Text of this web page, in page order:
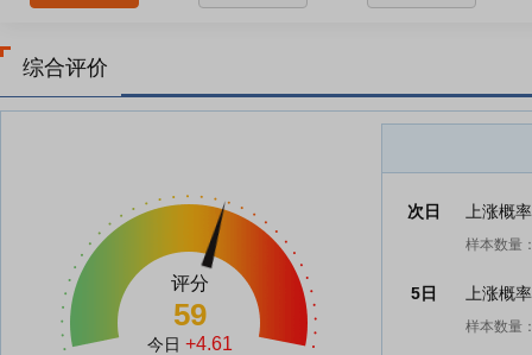
综合评价
评分
59
今日 +4.61
次日 上涨概
样本数量
5日 上涨概
样本数量